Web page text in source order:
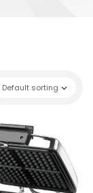
Default sorting